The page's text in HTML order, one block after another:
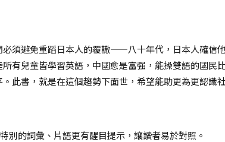
須避免重蹈日本人的覆轍——八十年代，日本人確信
有兒童皆學習英語，中國愈是富强，能操雙語的國
此書，就是在這個趨勢下面世，希望能助更為更認識
別的詞彙、片語更有醒目提示，讓讀者易於對照。